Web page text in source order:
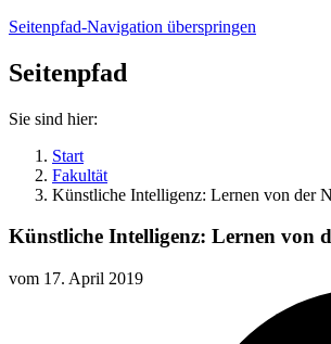
Seitenpfad-Navigation überspringen
Seitenpfad
Sie sind hier:
Start
Fakultät
Künstliche Intelligenz: Lernen von der
Künstliche Intelligenz: Lernen von
vom 17. April 2019